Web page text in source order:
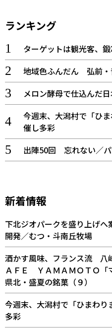
ランキング
ターゲットは観光客、鍛
地域色ふんだん 弘前・
メロン酵母で仕込んだ
今週末、大潟村で「ひ
催し多彩
出陣50回 忘れない／
新着情報
下北ジオパークを盛り上げ
開発／むつ・斗南丘牧場
酒かす風味、フランス流
ＡＦＥ ＹＡＭＡＭＯＴＯ「
県北・盛夏の銘菓（９）
今週末、大潟村で「ひまわ
多彩